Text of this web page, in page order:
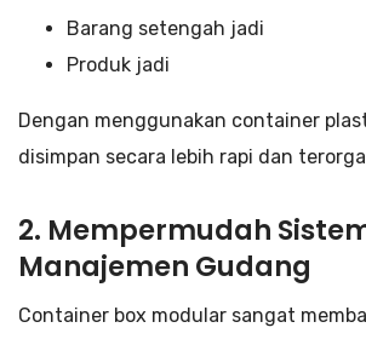
Barang setengah jadi
Produk jadi
Dengan menggunakan container
disimpan secara lebih rapi dan
2. Mempermudah
Manajemen Gudang
Container box modular sangat